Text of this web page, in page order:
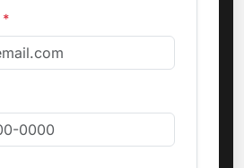
*